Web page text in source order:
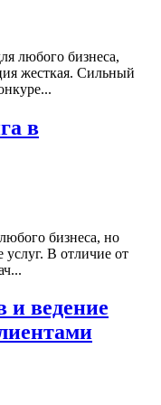
любого бизнеса,
жесткая. Сильный
в
бизнеса, но
услуг. В отличие от
и ведение